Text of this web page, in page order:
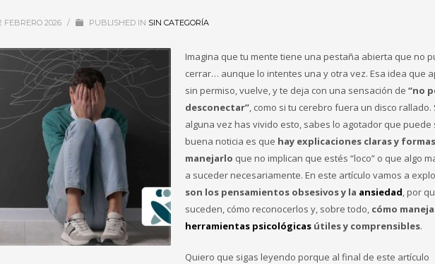
FEBRERO 2026 / PUBLISHED IN SIN CATEGORÍA
Imagina que tu mente tiene una pestaña abierta que no
cerrar… aunque lo intentes una y otra vez. Esa idea que
sin permiso, vuelve, y te deja con una sensación de “no
desconectar”, como si tu cerebro fuera un disco rallado.
alguna vez has vivido esto, sabes lo agotador que puede
buena noticia es que hay explicaciones claras y
manejarlo que no implican que estés “loco” o que algo
a suceder necesariamente. En este artículo vamos a
son los pensamientos obsesivos y la ansiedad, por
suceden, cómo reconocerlos y, sobre todo, cómo
herramientas psicológicas útiles y comprensibles.
Quiero que sigas leyendo porque al final de este artículo